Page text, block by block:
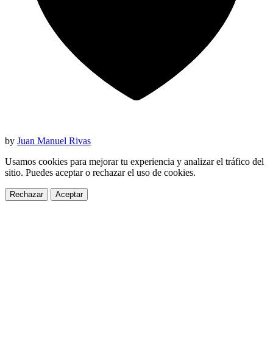
by Juan Manuel Rivas
Usamos cookies para mejorar tu experiencia y analizar el tráfico del
sitio. Puedes aceptar o rechazar el uso de cookies.
Rechazar Aceptar